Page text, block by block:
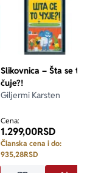
Slikovnica – Šta se to
čuje?!
Giljermi Karsten
Cena:
1.299,00RSD
Članska cena i do:
935,28RSD